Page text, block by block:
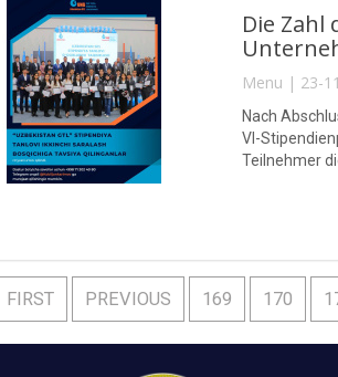
Die
Menu | 23-
Nach
VI-
Teilnehmer
FIRST PREVIOUS 169 170